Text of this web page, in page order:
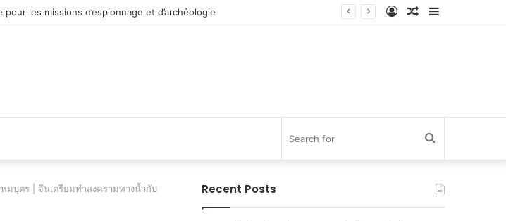
essor Sidebar
Random
Log
มบุตร | จีนเตรียมทำสงครามทางน้ำกับ
Recent Posts